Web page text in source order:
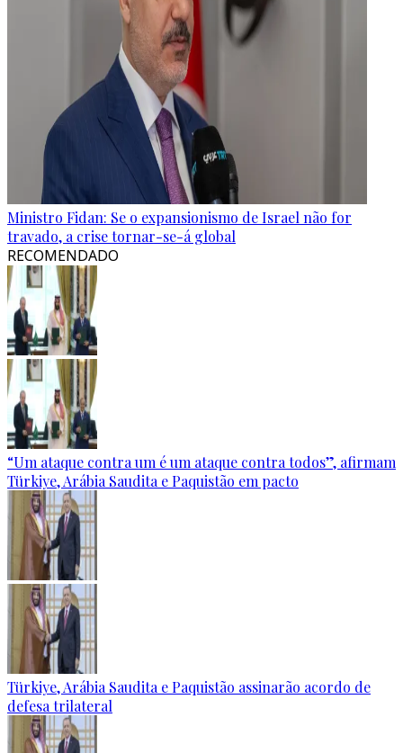
Ministro Fidan: Se o expansionismo de Israel não for
travado, a crise tornar-se-á global
RECOMENDADO
“Um ataque contra um é um ataque contra todos”, afirmam
Türkiye, Arábia Saudita e Paquistão em pacto
Türkiye, Arábia Saudita e Paquistão assinarão acordo de
defesa trilateral